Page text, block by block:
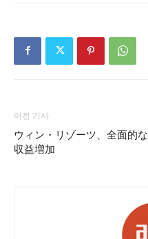
이전 기사
ウィン・リゾーツ、全面的な
収益増加